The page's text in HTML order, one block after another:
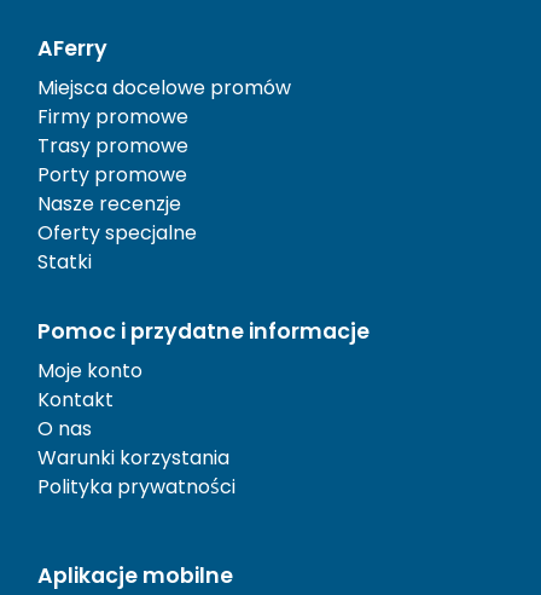
AFerry
Miejsca docelowe promów
Firmy promowe
Trasy promowe
Porty promowe
Nasze recenzje
Oferty specjalne
Statki
Pomoc i przydatne informacje
Moje konto
Kontakt
O nas
Warunki korzystania
Polityka prywatności
Aplikacje mobilne